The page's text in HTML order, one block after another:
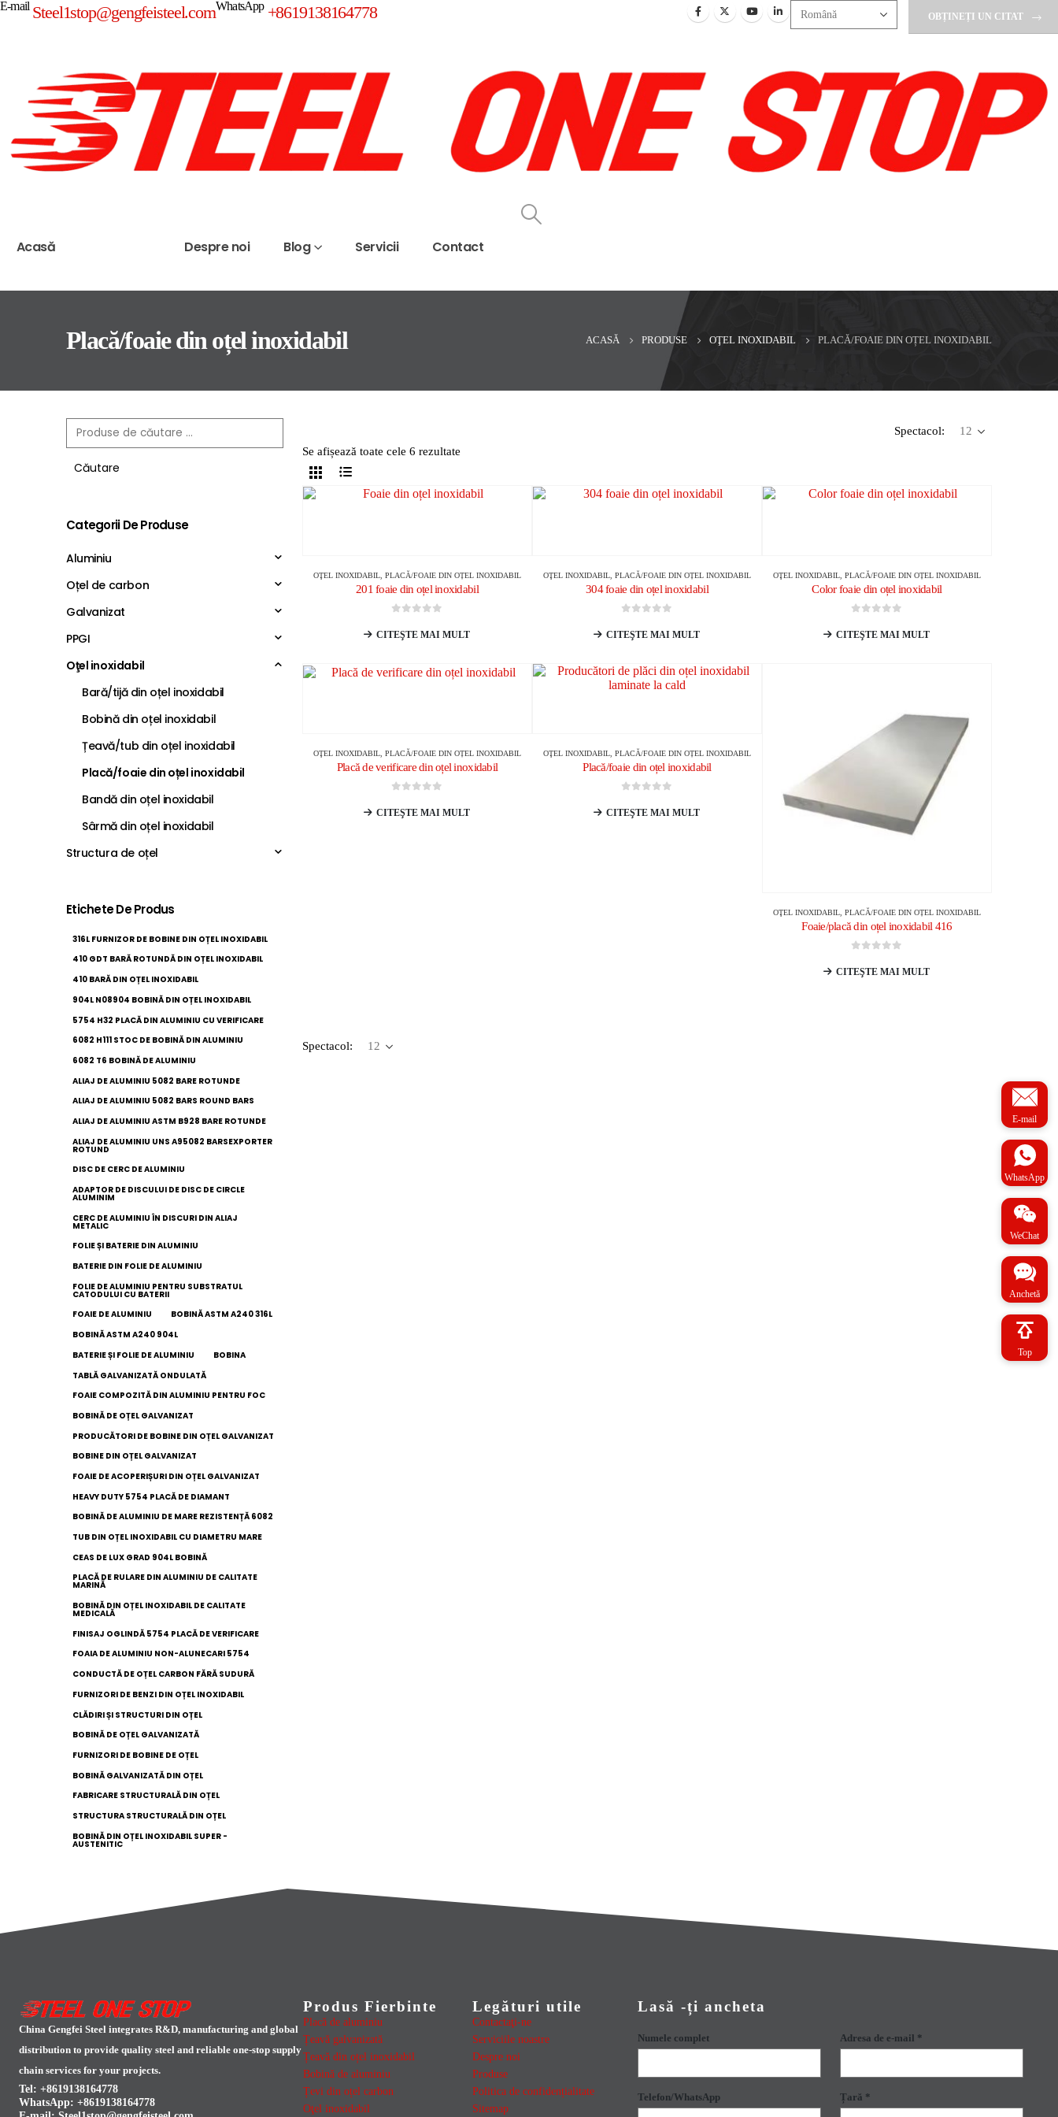
E-mail Steel1stop@gengfeisteel.comWhatsApp +8619138164778 OBȚINEȚI UN CITAT
Acasă Despre noi Blog Servicii Contact
Placă/foaie din oțel inoxidabil ACASĂ PRODUSE OŢEL INOXIDABIL PLACĂ/FOAIE DIN OȚEL INOXIDABIL
Spectacol:
Se afișează toate cele 6 rezultate
OŢEL INOXIDABIL, PLACĂ/FOAIE DIN OȚEL INOXIDABIL
201 foaie din oțel inoxidabil
CITEŞTE MAI MULT
OŢEL INOXIDABIL, PLACĂ/FOAIE DIN OȚEL INOXIDABIL
304 foaie din oțel inoxidabil
CITEŞTE MAI MULT
OŢEL INOXIDABIL, PLACĂ/FOAIE DIN OȚEL INOXIDABIL
Color foaie din oțel inoxidabil
CITEŞTE MAI MULT
OŢEL INOXIDABIL, PLACĂ/FOAIE DIN OȚEL INOXIDABIL
Placă de verificare din oțel inoxidabil
CITEŞTE MAI MULT
OŢEL INOXIDABIL, PLACĂ/FOAIE DIN OȚEL INOXIDABIL
Placă/foaie din oțel inoxidabil
CITEŞTE MAI MULT
OŢEL INOXIDABIL, PLACĂ/FOAIE DIN OȚEL INOXIDABIL
Foaie/placă din oțel inoxidabil 416
CITEŞTE MAI MULT
Spectacol:
Căutare
Categorii De Produse
Aluminiu
Oțel de carbon
Galvanizat
PPGI
Oţel inoxidabil
Bară/tijă din oțel inoxidabil
Bobină din oțel inoxidabil
Țeavă/tub din oțel inoxidabil
Placă/foaie din oțel inoxidabil
Bandă din oțel inoxidabil
Sârmă din oțel inoxidabil
Structura de oțel
Etichete De Produs
316L FURNIZOR DE BOBINE DIN OȚEL INOXIDABIL
410 GDT BARĂ ROTUNDĂ DIN OȚEL INOXIDABIL
410 BARĂ DIN OȚEL INOXIDABIL
904L N08904 BOBINĂ DIN OȚEL INOXIDABIL
5754 H32 PLACĂ DIN ALUMINIU CU VERIFICARE
6082 H111 STOC DE BOBINĂ DIN ALUMINIU
6082 T6 BOBINĂ DE ALUMINIU
ALIAJ DE ALUMINIU 5082 BARE ROTUNDE
ALIAJ DE ALUMINIU 5082 BARS ROUND BARS
ALIAJ DE ALUMINIU ASTM B928 BARE ROTUNDE
ALIAJ DE ALUMINIU UNS A95082 BARSEXPORTER
ROTUND
DISC DE CERC DE ALUMINIU
ADAPTOR DE DISCULUI DE DISC DE CIRCLE
ALUMINIM
CERC DE ALUMINIU ÎN DISCURI DIN ALIAJ
METALIC
FOLIE ȘI BATERIE DIN ALUMINIU
BATERIE DIN FOLIE DE ALUMINIU
FOLIE DE ALUMINIU PENTRU SUBSTRATUL
CATODULUI CU BATERII
FOAIE DE ALUMINIU
BOBINĂ ASTM A240 316L
BOBINĂ ASTM A240 904L
BATERIE ȘI FOLIE DE ALUMINIU
BOBINA
TABLĂ GALVANIZATĂ ONDULATĂ
FOAIE COMPOZITĂ DIN ALUMINIU PENTRU FOC
BOBINĂ DE OȚEL GALVANIZAT
PRODUCĂTORI DE BOBINE DIN OȚEL GALVANIZAT
BOBINE DIN OȚEL GALVANIZAT
FOAIE DE ACOPERIȘURI DIN OȚEL GALVANIZAT
HEAVY DUTY 5754 PLACĂ DE DIAMANT
BOBINĂ DE ALUMINIU DE MARE REZISTENȚĂ 6082
TUB DIN OȚEL INOXIDABIL CU DIAMETRU MARE
CEAS DE LUX GRAD 904L BOBINĂ
PLACĂ DE RULARE DIN ALUMINIU DE CALITATE
MARINĂ
BOBINĂ DIN OȚEL INOXIDABIL DE CALITATE
MEDICALĂ
FINISAJ OGLINDĂ 5754 PLACĂ DE VERIFICARE
FOAIA DE ALUMINIU NON-ALUNECARI 5754
CONDUCTĂ DE OȚEL CARBON FĂRĂ SUDURĂ
FURNIZORI DE BENZI DIN OȚEL INOXIDABIL
CLĂDIRI ȘI STRUCTURI DIN OȚEL
BOBINĂ DE OȚEL GALVANIZATĂ
FURNIZORI DE BOBINE DE OȚEL
BOBINĂ GALVANIZATĂ DIN OȚEL
FABRICARE STRUCTURALĂ DIN OȚEL
STRUCTURA STRUCTURALĂ DIN OȚEL
BOBINĂ DIN OȚEL INOXIDABIL SUPER -
AUSTENITIC
E-mail
WhatsApp
WeChat
Anchetă
Top
China Gengfei Steel integrates R&D, manufacturing and global
distribution to provide quality steel and reliable one-stop supply
chain services for your projects.
Tel: +8619138164778
WhatsApp: +8619138164778
Produs Fierbinte
Placă de aluminiu
Țeavă galvanizată
Țeavă din oțel inoxidabil
Bobină de aluminiu
Țevi din oțel carbon
Oţel inoxidabil
Legături utile
Contactaţi-ne
Serviciile noastre
Despre noi
Produse
Politica de confidențialitate
Sitemap
Lasă -ți ancheta
Numele complet Adresa de e-mail *
Telefon/WhatsApp Țară *